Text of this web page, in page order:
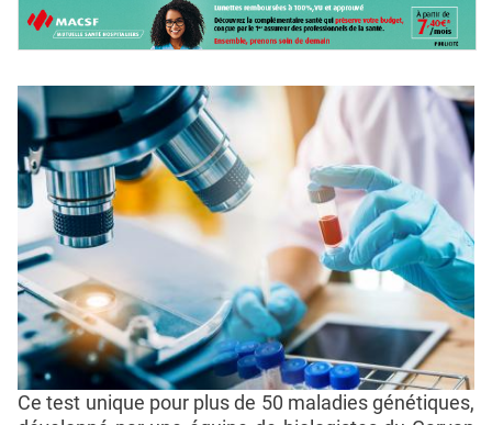
Ce test unique pour plus de 50 maladies génétiques,